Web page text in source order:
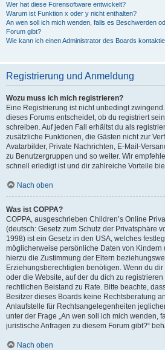
Wer hat diese Forensoftware entwickelt?
Warum ist Funktion x oder y nicht enthalten?
An wen soll ich mich wenden, falls es Beschwerden
Forum gibt?
Wie kann ich einen Administrator des Boards
Registrierung und Anmeldung
Wozu muss ich mich registrieren?
Eine Registrierung ist nicht unbedingt
dieses Forums entscheidet, ob du registriert
schreiben. Auf jeden Fall erhältst du als
zusätzliche Funktionen, die Gästen nicht zur
Avatarbilder, Private Nachrichten, E-Mail-
zu Benutzergruppen und so weiter. Wir
schnell erledigt ist und dir zahlreiche Vorteile
Nach oben
Was ist COPPA?
COPPA, ausgeschrieben Children’s Online
(deutsch: Gesetz zum Schutz der Privatsphäre
1998) ist ein Gesetz in den USA, welches
möglicherweise persönliche Daten von Kindern
hierzu die Zustimmung der Eltern
Erziehungsberechtigten benötigen. Wenn du
oder die Website, auf der du dich zu
rechtlichen Beistand zu Rate. Bitte beachte,
Besitzer dieses Boards keine Rechtsberatung
Anlaufstelle für Rechtsangelegenheiten
unter der Frage „An wen soll ich mich wenden,
juristische Anfragen zu diesem Forum gibt?“
Nach oben